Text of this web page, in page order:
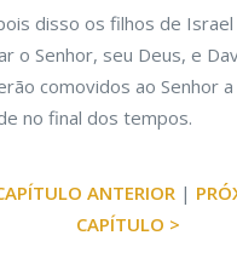
disso os filhos de
o Senhor, seu Deus, e
comovidos ao Senhor a
no final dos tempos.
ANTERIOR |
CAPÍTULO >